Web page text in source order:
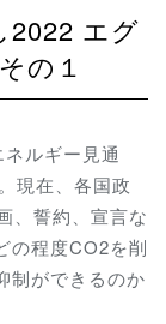
の１
ルギー見通
現在、各国政
、誓約、宣言な
の程度CO2を削
制ができるのか